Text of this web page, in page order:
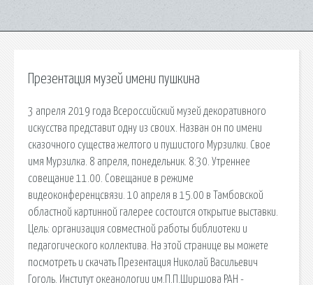
Презентация музей имени пушкина
3 апреля 2019 года Всероссийский музей декоративного
искусства представит одну из своих. Назван он по имени
сказочного существа желтого и пушистого Мурзилки. Свое
имя Мурзилка. 8 апреля, понедельник. 8:30. Утреннее
совещание 11.00. Совещание в режиме
видеоконференцсвязи. 10 апреля в 15.00 в Тамбовской
областной картинной галерее состоится открытие выставки.
Цель: организация совместной работы библиотеки и
педагогического коллектива. На этой странице вы можете
посмотреть и скачать Презентация Николай Васильевич
Гоголь. Институт океанологии им.П.П.Ширшова РАН -